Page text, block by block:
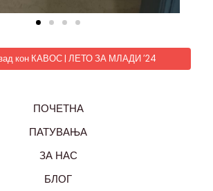
кон КАВОС | ЛЕТО ЗА МЛАДИ ’24
ПОЧЕТНА
ПАТУВАЊА
ЗА НАС
БЛОГ